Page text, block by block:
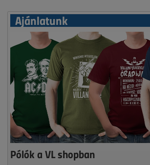
Ajánlatunk
Pólók a VL shopban